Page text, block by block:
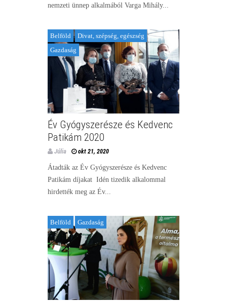
nemzeti ünnep alkalmából Varga Mihály...
Belföld
Divat, szépség, egészség
Gazdaság
Év Gyógyszerésze és Kedvenc
Patikám 2020
Júlia okt 21, 2020
Átadták az Év Gyógyszerésze és Kedvenc
Patikám díjakat Idén tizedik alkalommal
hirdették meg az Év...
Belföld Gazdaság